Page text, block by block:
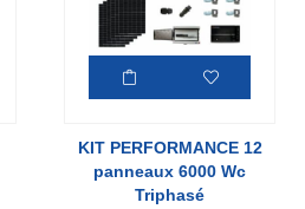
KIT PERFORMANCE 12
panneaux 6000 Wc
Triphasé